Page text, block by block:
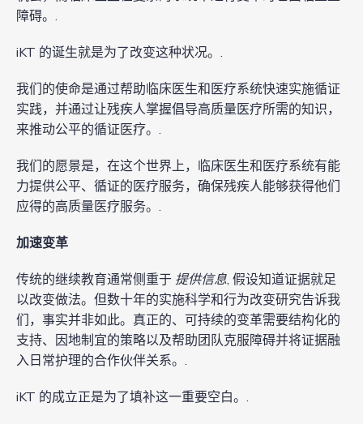
障碍。.
iKT 的诞生就是为了改变这种状况。.
我们的使命是通过帮助临床医生和医疗系统快速实施循证
实践，并通过让残疾人掌握倡导高质量医疗所需的知识，
来推动公平的循证医疗。.
我们的愿景是，在这个世界上，临床医生和医疗系统有能
力提供公平、循证的医疗服务，确保残疾人能够获得他们
应得的高质量医疗服务。.
加速变革
传统的继续教育通常侧重于提供信息, 假设知道证据就足
以改变做法。但数十年的实施科学和行为改变研究告诉我
们，事实并非如此。真正的、可持续的变革需要结构化的
支持、因地制宜的策略以及帮助团队克服障碍并将证据融
入日常护理的合作伙伴关系。.
iKT 的成立正是为了填补这一重要空白。.